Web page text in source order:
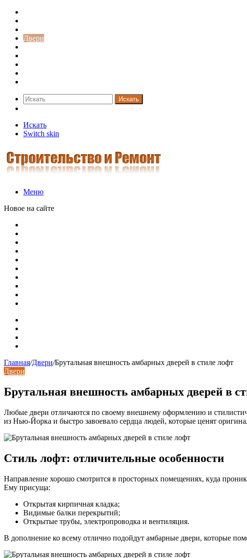
Двери
Искать
Искать
Switch skin
Меню
Новое на сайте
Главная/Двери/Брутальная внешность амбарных дверей в стиле лофт
Двери
Брутальная внешность амбарных дверей в
Любые двери отличаются по своему внешнему оформлению и
из Нью-Йорка и быстро завоевало сердца людей, которые ценят
Стиль лофт: отличительные особенности
Направление хорошо смотрится в просторных помещениях, куда
Ему присуща:
Открытая кирпичная кладка;
Видимые балки перекрытий;
Открытые трубы, электропроводка и вентиляция.
В дополнение ко всему отлично подойдут амбарные двери, которые